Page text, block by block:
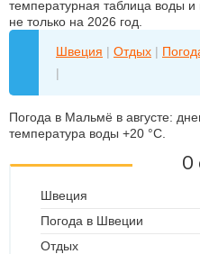
температурная таблица воды и
не только на 2026 год.
Швеция | Отдых |
|
Погода в Мальмё в августе:
температура воды +20 °C.
О
Швеция
Погода в Швеции
Отдых